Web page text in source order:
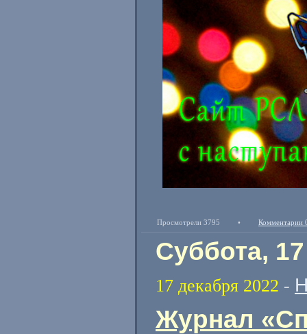
Просмотрели 3795 • Комментарии
Суббота,
17 декабря 2022 -
Журнал